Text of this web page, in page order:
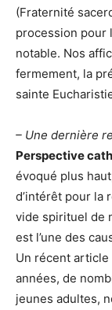
(Fraternité
procession pour
notable. Nos
fermement, la
sainte
– Une dernière
Perspective
évoqué plus
d’intérêt pour la
vide spirituel de
est l’une des
Un récent article
années, de
jeunes adultes,